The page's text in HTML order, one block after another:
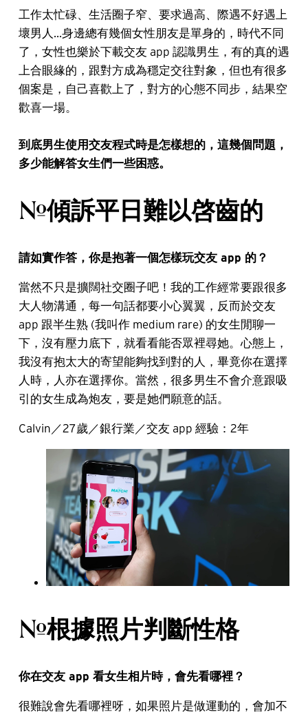
工作太忙碌、生活圈子窄、要求過高、際遇不好遇上
壞男人...身邊總有幾個女性朋友是單身的，時代不同
了，女性也樂於下載交友 app 認識男生，有的真的遇
上合眼緣的，跟對方成為穩定交往對象，但也有很多
個案是，自己喜歡上了，對方的心態不同步，結果空
歡喜一場。
到底男生使用交友程式時是怎樣想的，這幾個問題，
多少能解答女生們一些困惑。
#傾訴平日難以啓齒的
請如實作答，你是抱著一個怎樣玩交友 app 的？
當然不只是擴闊社交圈子吧！我的工作經常要跟很多
大人物溝通，每一句話都要小心翼翼，反而於交友
app 跟半生熟 (我叫作 medium rare) 的女生閒聊一
下，沒有壓力底下，就看看能否眾裡尋她。心態上，
我沒有抱太大的寄望能夠找到對的人，畢竟你在選擇
人時，人亦在選擇你。當然，很多男生不會介意跟吸
引的女生成為炮友，要是她們願意的話。
Calvin／27歲／銀行業／交友 app 經驗：2年
#根據照片判斷性格
你在交友 app 看女生相片時，會先看哪裡？
很難說會先看哪裡呀，如果照片是做運動的，會加不